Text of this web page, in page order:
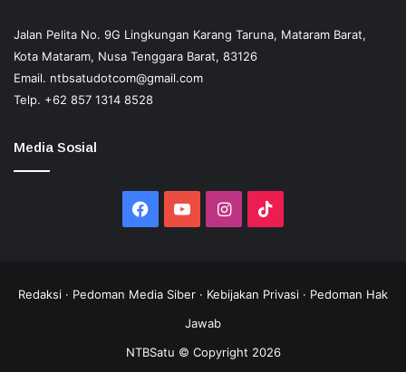
Jalan Pelita No. 9G Lingkungan Karang Taruna, Mataram Barat,
Kota Mataram, Nusa Tenggara Barat, 83126
Email. ntbsatudotcom@gmail.com
Telp. +62 857 1314 8528
Media Sosial
Facebook
YouTubeInstagram
Redaksi · Pedoman Media Siber · Kebijakan Privasi · Pedoman Hak
Jawab
NTBSatu © Copyright 2026